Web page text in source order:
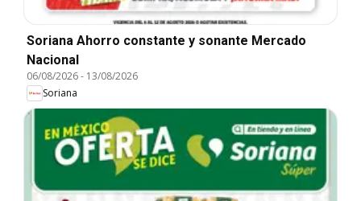
Soriana Ahorro constante y sonante Mercado
Nacional
06/08/2026- 13/08/2026
Soriana